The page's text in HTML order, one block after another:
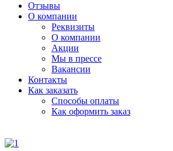
Отзывы
О компании
Реквизиты
О компании
Акции
Мы в прессе
Вакансии
Контакты
Как заказать
Способы оплаты
Как оформить заказ